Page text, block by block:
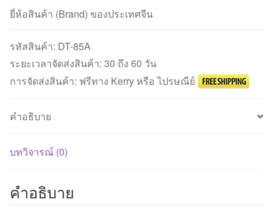
ยี่ห้อสินค้า (Brand) ของประเทศจีน
รหัสสินค้า: DT-85A
ระยะเวลาจัดส่งสินค้า: 30 ถึง 60 วัน
การจัดส่งสินค้า: ฟรีทาง Kerry หรือ ไปรษณีย์
คำอธิบาย
บทวิจารณ์ (0)
คำอธิบาย